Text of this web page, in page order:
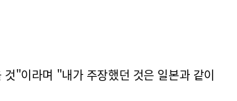
"이라며 "내가 주장했던 것은 일본과 같이